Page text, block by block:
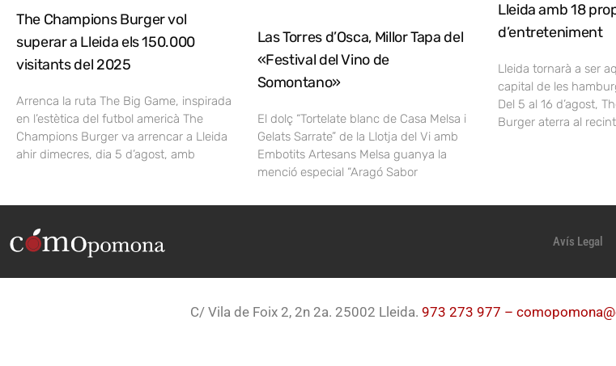
The Champions Burger vol
superar a Lleida els 150.000
visitants del 2025
Arrenca la ruta The Big Game, inspirada
en l’estètica del futbol americà The
Champions Burger va arrencar a Lleida
ahir dimecres, dia 5 d’agost, amb
Las Torres d’Osca, Millor Tapa del
«Festival del Vino de
Somontano»
El dolç “Tortelate blanc de Casa Melsa i
Gelats Sarrate” de la Llotja del Vi amb
Embotits Artesans Melsa guanya la
menció especial “Aragó Sabor
Lleida amb 18
d’entreteniment
Lleida tornarà a ser
capital de les
Del 5 al 16 d’agost,
Burger aterra al
Avís Legal
C/ Vila de Foix 2, 2n 2a. 25002 Lleida. 973 273 977 –